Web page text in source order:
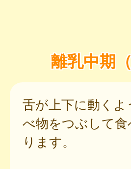
離乳中期
舌が上下に動く
べ物をつぶして
ります。